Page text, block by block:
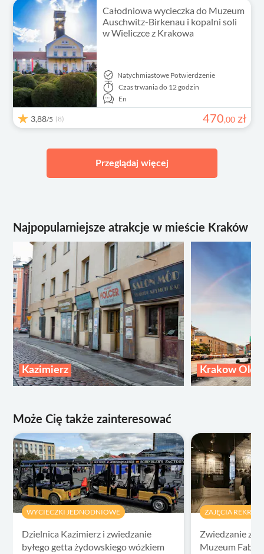
Całodniowa wycieczka do Muzeum
Auschwitz-Birkenau i kopalni soli
w Wieliczce z Krakowa
Natychmiastowe Potwierdzenie
Czas trwaniado 12 godzin
En
3,88/5 (8) 470,00 zł
Przeglądaj więcej
Najpopularniejsze atrakcje w mieście Kraków
Kazimierz Krakow Old
Może Cię także zainteresować
WYCIECZKI JEDNODNIOWE
Dzielnica Kazimierz i zwiedzanie
byłego getta żydowskiego wózkiem
ZAJĘCIA
Zwiedzanie z
Muzeum